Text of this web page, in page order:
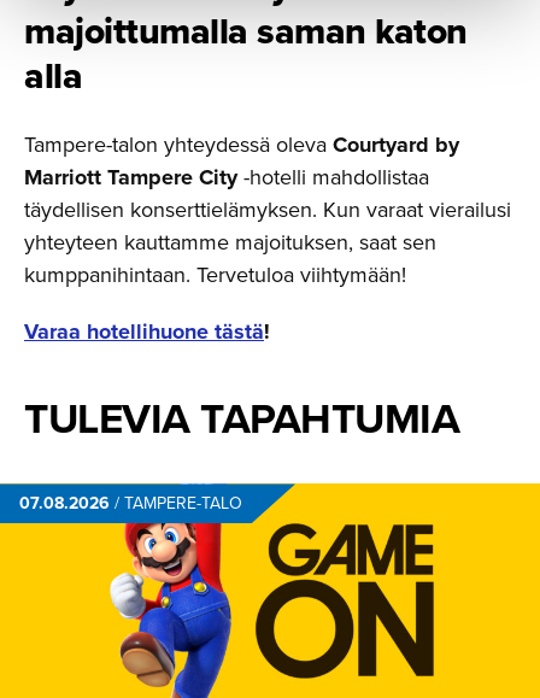
majoittu­malla saman katon
alla
Tampere-talon yhteydessä olevaCourtyard by
Marriott Tampere City-hotelli mahdollistaa
täydellisen konserttielämyksen. Kun varaat vierailusi
yhteyteen kauttamme majoituksen, saat sen
kumppanihintaan. Tervetuloa viihtymään!
Varaa hotellihuone tästä!
TULEVIA TAPAHTUMIA
07.08.2026 /TAMPERE-TALO